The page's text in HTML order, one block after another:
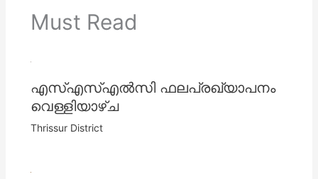
Must Read
എസ്‌എസ്‌എല്‍സി ഫലപ്രഖ്യാപനം
വെള്ളിയാഴ്ച
Thrissur District